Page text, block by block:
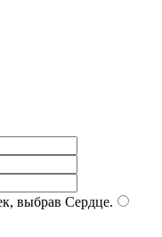
выбрав Сердце.